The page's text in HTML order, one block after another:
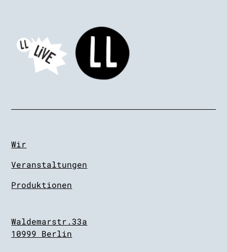
Wir
Veranstaltungen
Produktionen
Waldemarstr.33a
10999 Berlin